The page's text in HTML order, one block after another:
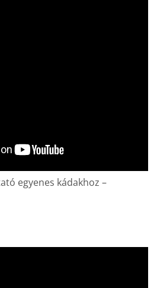
egyenes kádakhoz –